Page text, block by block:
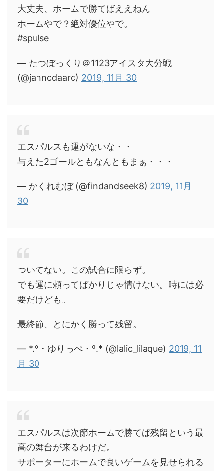
大丈夫、ホームで勝てばええねん
ホームやで？絶対優位やで。
#spulse
— たつぼっくり＠1123アイスタ大分戦
(@janncdaarc) 2019, 11月 30
エスパルスも運がないな・・
与えた2ゴールともなんともまぁ・・・
— かくれむぼ (@findandseek8) 2019, 11月
30
ついてない。この試合に限らず。
でも運に頼ってばかりじゃ情けない。時には必
要だけども。
最終節、とにかく勝って残留。
— *.º・ゆりっぺ・º.* (@lalic_lilaque) 2019, 11
月 30
エスパルスは次節ホームで勝てば残留という最
高の舞台が来るわけだ。
サポーターにホームで良いゲームを見せられる